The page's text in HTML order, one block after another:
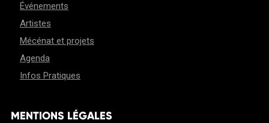
Événements
Artistes
Mécénat et projets
Agenda
Infos Pratiques
MENTIONS LÉGALES